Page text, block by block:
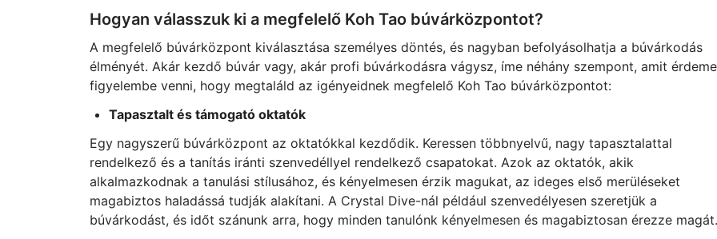
Hogyan válasszuk ki a megfelelő Koh Tao búvárközpontot?
A megfelelő búvárközpont kiválasztása személyes döntés, és nagyban befolyásolhatja a búvárkodás
élményét. Akár kezdő búvár vagy, akár profi búvárkodásra vágysz, íme néhány szempont, amit
figyelembe venni, hogy megtaláld az igényeidnek megfelelő Koh Tao búvárközpontot:
Tapasztalt és támogató oktatók
Egy nagyszerű búvárközpont az oktatókkal kezdődik. Keressen többnyelvű, nagy tapasztalattal
rendelkező és a tanítás iránti szenvedéllyel rendelkező csapatokat. Azok az oktatók, akik
alkalmazkodnak a tanulási stílusához, és kényelmesen érzik magukat, az ideges első merüléseket
magabiztos haladássá tudják alakítani. A Crystal Dive-nál például szenvedélyesen szeretjük a
búvárkodást, és időt szánunk arra, hogy minden tanulónk kényelmesen és magabiztosan érezze magát.